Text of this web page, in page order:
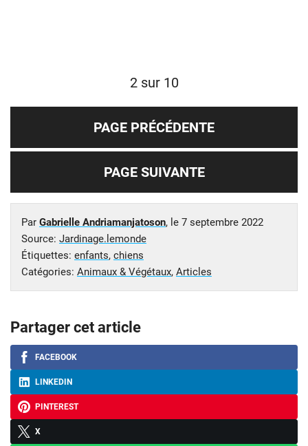
2 sur 10
PAGE PRÉCÉDENTE
PAGE SUIVANTE
Par Gabrielle Andriamanjatoson, le 7 septembre 2022
Source: Jardinage.lemonde
Étiquettes: enfants, chiens
Catégories: Animaux & Végétaux, Articles
Partager cet article
FACEBOOK
LINKEDIN
PINTEREST
X